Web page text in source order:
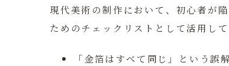
現代美術の制作において、初心者が
ためのチェックリストとして活用して
「金箔はすべて同じ」という誤